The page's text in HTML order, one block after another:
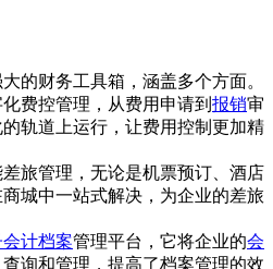
的财务工具箱，涵盖多个方面。
费控管理，从费用申请到 报销审
轨道上运行，让费用控制更加精
旅管理，无论是机票预订、酒店
城中一站式解决，为企业的差旅
会计档案管理平台，它将企业的会
询和管理，提高了档案管理的效